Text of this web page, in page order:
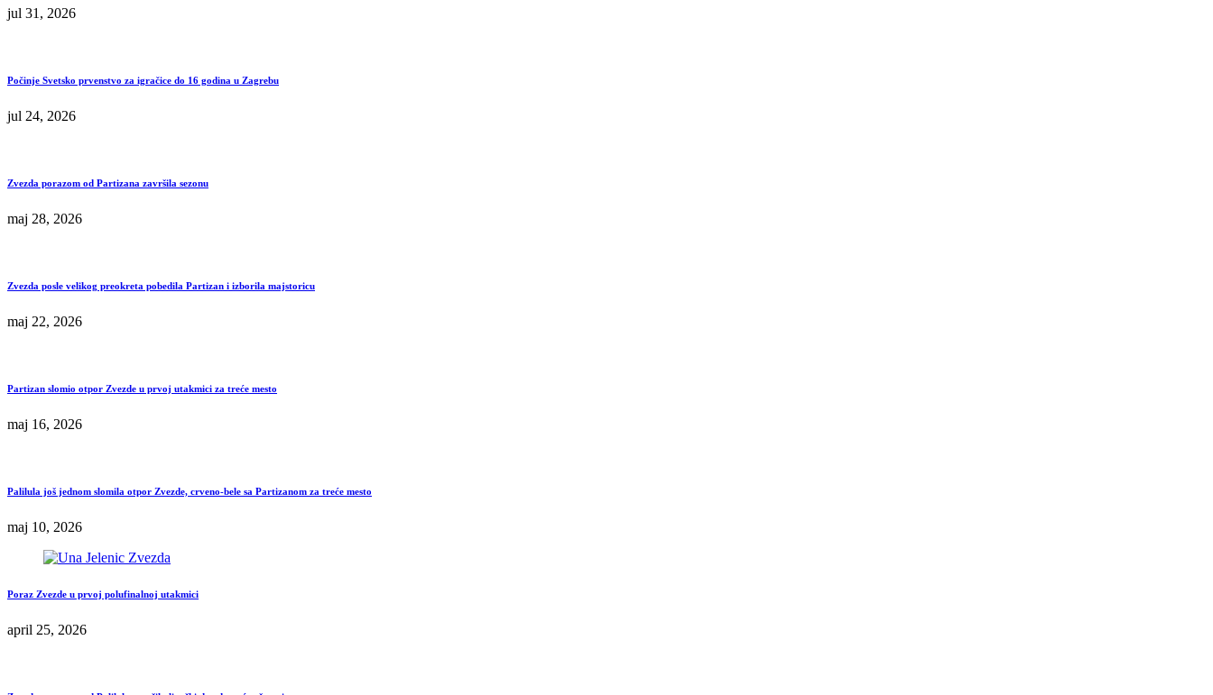
jul 31, 2026
Počinje Svetsko prvenstvo za igračice do 16 godina u Zagrebu
jul 24, 2026
Zvezda porazom od Partizana završila sezonu
maj 28, 2026
Zvezda posle velikog preokreta pobedila Partizan i izborila majstoricu
maj 22, 2026
Partizan slomio otpor Zvezde u prvoj utakmici za treće mesto
maj 16, 2026
Palilula još jednom slomila otpor Zvezde, crveno-bele sa Partizanom za treće mesto
maj 10, 2026
Poraz Zvezde u prvoj polufinalnoj utakmici
april 25, 2026